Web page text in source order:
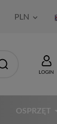
PLN 
LOGIN
OSPRZĘT